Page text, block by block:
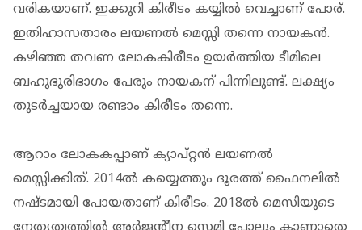
വരികയാണ്. ഇക്കുറി കിരീടം കയ്യിൽ വെച്ചാണ് പോര്.
ഇതിഹാസതാരം ലയണൽ മെസ്സി തന്നെ നായകൻ.
കഴിഞ്ഞ തവണ ലോകകിരീടം ഉയർത്തിയ ടീമിലെ
ബഹുഭൂരിഭാഗം പേരും നായകന് പിന്നിലുണ്ട്. ലക്ഷ്യം
തുടർച്ചയായ രണ്ടാം കിരീടം തന്നെ.
ആറാം ലോകകപ്പാണ് ക്യാപ്റ്റൻ ലയണൽ
മെസ്സിക്കിത്. 2014ൽ കയ്യെത്തും ദൂരത്ത് ഫൈനലിൽ
നഷ്ടമായി പോയതാണ് കിരീടം. 2018ൽ മെസിയുടെ